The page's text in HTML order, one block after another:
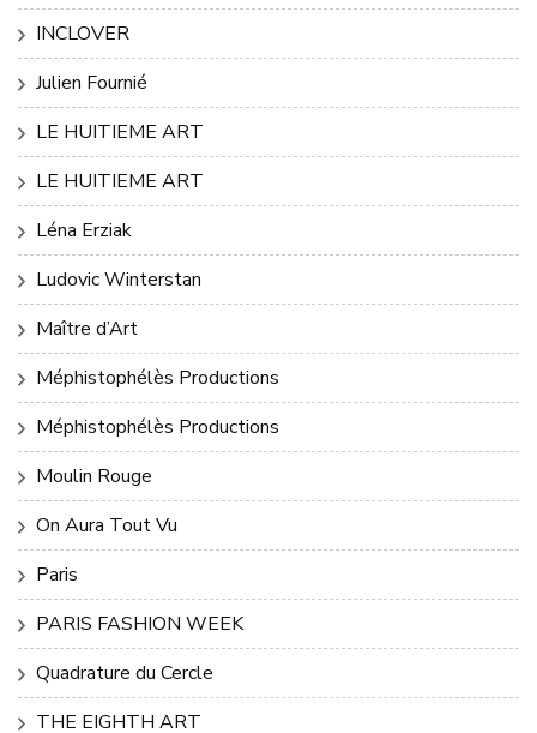
INCLOVER
Julien Fournié
LE HUITIEME ART
LE HUITIEME ART
Léna Erziak
Ludovic Winterstan
Maître d’Art
Méphistophélès Productions
Méphistophélès Productions
Moulin Rouge
On Aura Tout Vu
Paris
PARIS FASHION WEEK
Quadrature du Cercle
THE EIGHTH ART